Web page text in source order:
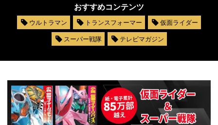
おすすめコンテンツ
ウルトラマン トランスフォーマー
仮面ライダー
スーパー戦隊
テレビマガジン